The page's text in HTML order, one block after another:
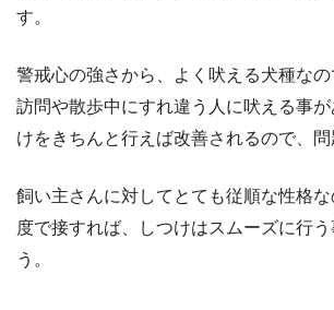
す。
警戒心の強さから、よく吠える犬種な
訪問や散歩中にすれ違う人に吠える事
けをきちんと行えば改善されるので、問
飼い主さんに対してとても従順な性格
度で接すれば、しつけはスムーズに行
う。